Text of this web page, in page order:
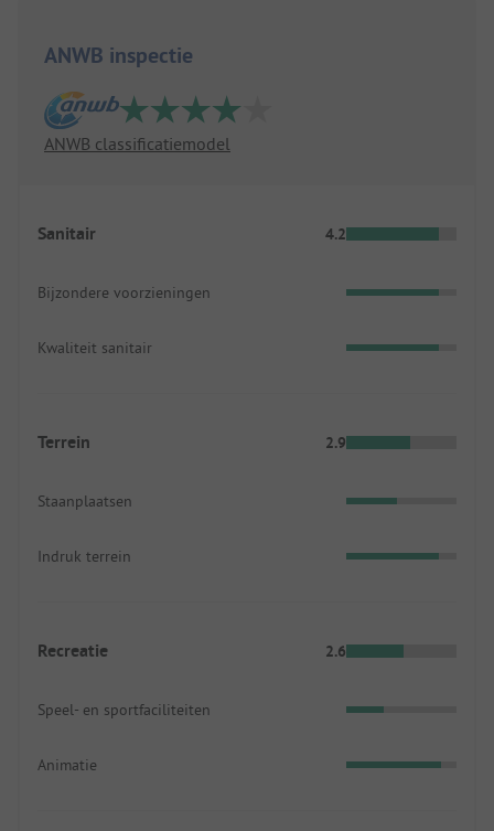
ANWB inspectie
ANWB classificatiemodel
Sanitair 4.2
Bijzondere voorzieningen
Kwaliteit sanitair
Terrein 2.9
Staanplaatsen
Indruk terrein
Recreatie 2.6
Speel- en sportfaciliteiten
Animatie